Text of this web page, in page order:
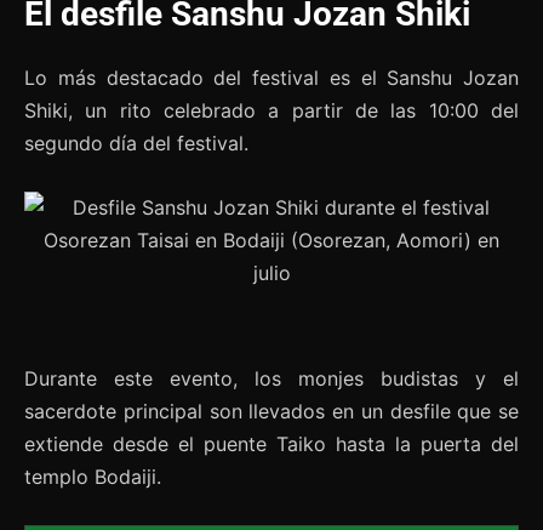
El desfile Sanshu Jozan Shiki
Lo más destacado del festival es el Sanshu Jozan
Shiki, un rito celebrado a partir de las 10:00 del
segundo día del festival.
Durante este evento, los monjes budistas y el
sacerdote principal son llevados en un desfile que se
extiende desde el puente Taiko hasta la puerta del
templo Bodaiji.